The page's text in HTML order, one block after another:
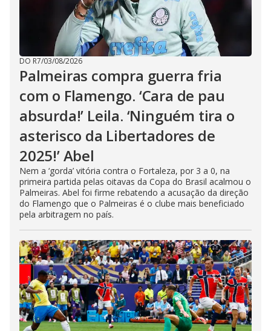
DO R7/03/08/2026
Palmeiras compra guerra fria
com o Flamengo. ‘Cara de pau
absurda!’ Leila. ‘Ninguém tira o
asterisco da Libertadores de
2025!’ Abel
Nem a ‘gorda’ vitória contra o Fortaleza, por 3 a 0, na
primeira partida pelas oitavas da Copa do Brasil acalmou o
Palmeiras. Abel foi firme rebatendo a acusação da direção
do Flamengo que o Palmeiras é o clube mais beneficiado
pela arbitragem no país.